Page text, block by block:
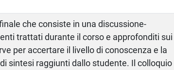
che consiste in una discussione-
trattati durante il corso e approfonditi sui
per accertare il livello di conoscenza e la
sintesi raggiunti dallo studente. Il colloquio